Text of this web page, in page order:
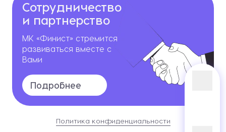
Сотрудничество
и партнерство
МК «Финист» стремится
развиваться вместе с
Вами
Подробнее
Политика конфиденциальности